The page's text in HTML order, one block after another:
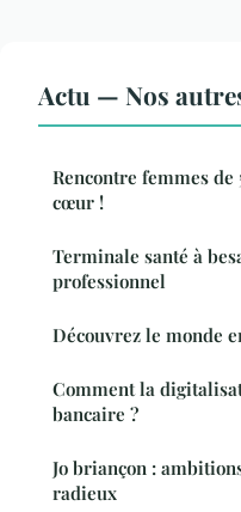
Actu — Nos
Rencontre femmes
cœur !
Terminale santé à
professionnel
Découvrez le monde
Comment la
bancaire ?
Jo briançon :
radieux